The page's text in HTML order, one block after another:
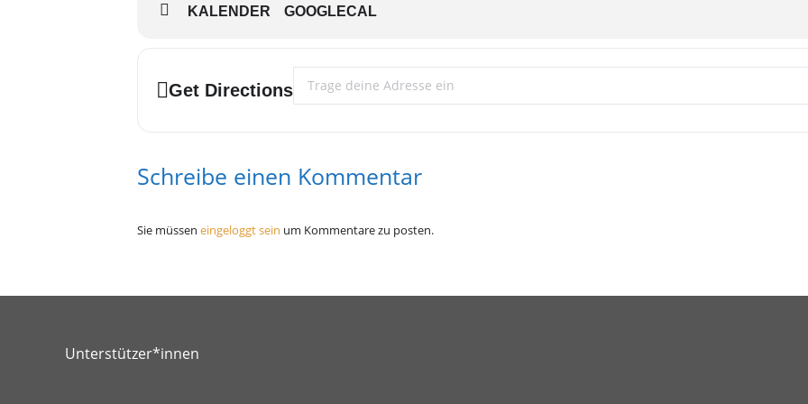
KALENDER GOOGLECAL
Get Directions
Address - Stammtisch für Eltern von LSBTIQ Jugendlichen und Kindern []
Schreibe einen Kommentar
Sie müssen eingeloggt sein um Kommentare zu posten.
Unterstützer*innen